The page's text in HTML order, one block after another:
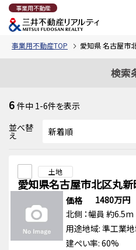
事業用不動産
事業用不動産TOP 愛知県 名古屋市
検索
6 件中 1-6件を表示
並べ替
え
土地
愛知県名古屋市北区丸
価格
1480万円
北側 ：幅員 約6.5m
用途地域: 準工業
建ぺい率: 60%